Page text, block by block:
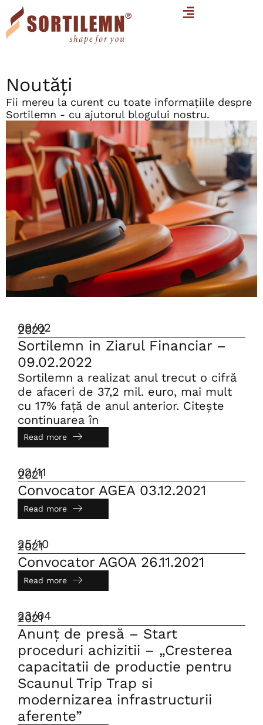
Noutăți
Fii mereu la curent cu toate informațiile despre
Sortilemn - cu ajutorul blogului nostru.
09/02
2022
Sortilemn in Ziarul Financiar –
09.02.2022
Sortilemn a realizat anul trecut o cifră
de afaceri de 37,2 mil. euro, mai mult
cu 17% faţă de anul anterior. Citește
continuarea în
Read more
02/11
2021
Convocator AGEA 03.12.2021
Read more
25/10
2021
Convocator AGOA 26.11.2021
Read more
23/04
2021
Anunț de presă – Start
proceduri achizitii – „Cresterea
capacitatii de productie pentru
Scaunul Trip Trap si
modernizarea infrastructurii
aferente”